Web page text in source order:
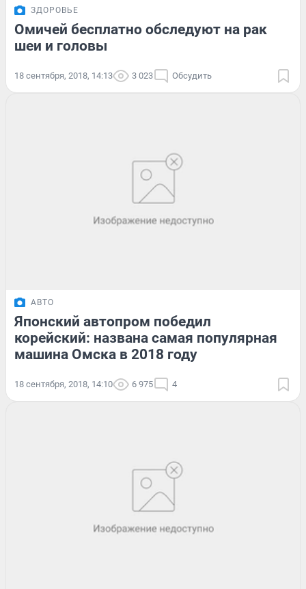
ЗДОРОВЬЕ
Омичей бесплатно обследуют на рак
шеи и головы
18 сентября, 2018, 14:13 3 023 Обсудить
АВТО
Японский автопром победил
корейский: названа самая популярная
машина Омска в 2018 году
18 сентября, 2018, 14:10 6 975 4